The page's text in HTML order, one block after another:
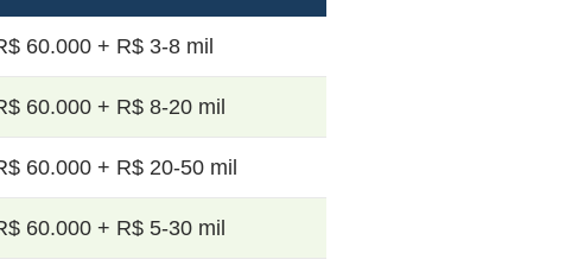
60.000 + R$ 3-8 mil
60.000 + R$ 8-20 mil
60.000 + R$ 20-50 mil
60.000 + R$ 5-30 mil